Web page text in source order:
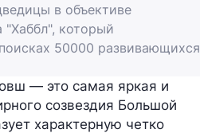
в объективе
"Хаббл", который
50000 развивающихся
— это самая яркая и
созвездия Большой
характерную четко